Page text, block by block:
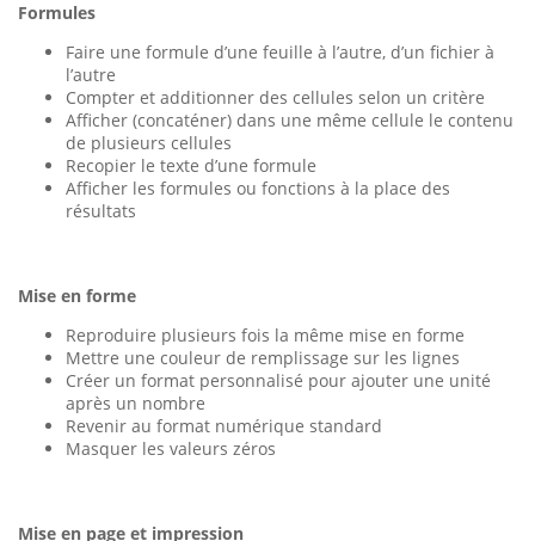
Formules
Faire une formule d’une feuille à l’autre, d’un fichier à
l’autre
Compter et additionner des cellules selon un critère
Afficher (concaténer) dans une même cellule le contenu
de plusieurs cellules
Recopier le texte d’une formule
Afficher les formules ou fonctions à la place des
résultats
Mise en forme
Reproduire plusieurs fois la même mise en forme
Mettre une couleur de remplissage sur les lignes
Créer un format personnalisé pour ajouter une unité
après un nombre
Revenir au format numérique standard
Masquer les valeurs zéros
Mise en page et impression